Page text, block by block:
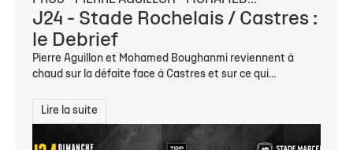
J24 - Stade Rochelais / Castres :
le Debrief
Pierre Aguillon et Mohamed Boughanmi reviennent à
chaud sur la défaite face à Castres et sur ce qui...
Lire la suite